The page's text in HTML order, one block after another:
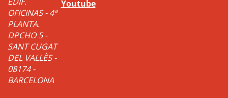
OFICINAS - 4ª
PLANTA.
DPCHO 5 -
SANT CUGAT
DEL VALLÈS -
08174 -
BARCELONA
Youtube